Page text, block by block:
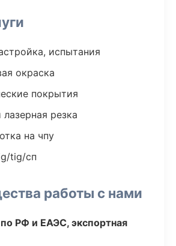
испытания
окраска
покрытия
резка
на чпу
tig/сп
работы с нами
РФ и ЕАЭС, экспортная